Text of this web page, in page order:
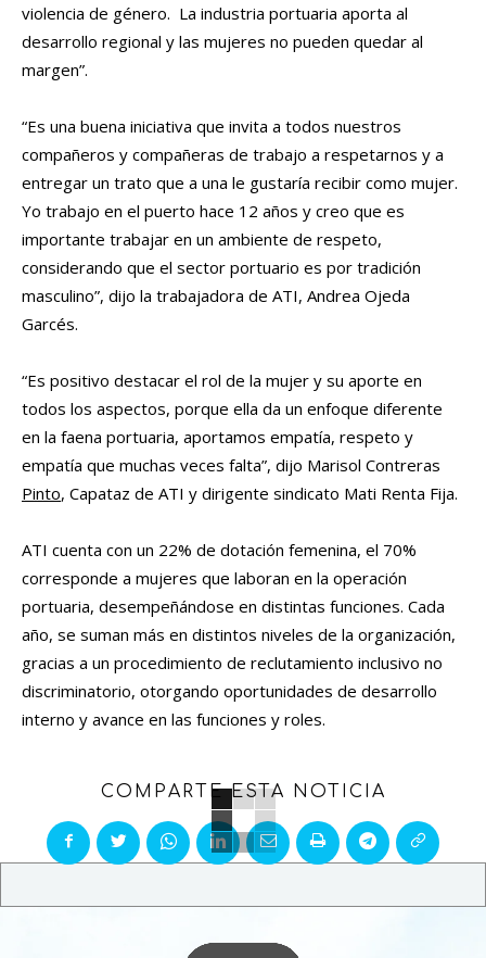
violencia de género. La industria portuaria aporta al
desarrollo regional y las mujeres no pueden quedar al
margen”.
“Es una buena iniciativa que invita a todos nuestros
compañeros y compañeras de trabajo a respetarnos y a
entregar un trato que a una le gustaría recibir como mujer.
Yo trabajo en el puerto hace 12 años y creo que es
importante trabajar en un ambiente de respeto,
considerando que el sector portuario es por tradición
masculino”, dijo la trabajadora de ATI, Andrea Ojeda
Garcés.
“Es positivo destacar el rol de la mujer y su aporte en
todos los aspectos, porque ella da un enfoque diferente
en la faena portuaria, aportamos empatía, respeto y
empatía que muchas veces falta”, dijo Marisol Contreras
Pinto, Capataz de ATI y dirigente sindicato Mati Renta Fija.
ATI cuenta con un 22% de dotación femenina, el 70%
corresponde a mujeres que laboran en la operación
portuaria, desempeñándose en distintas funciones. Cada
año, se suman más en distintos niveles de la organización,
gracias a un procedimiento de reclutamiento inclusivo no
discriminatorio, otorgando oportunidades de desarrollo
interno y avance en las funciones y roles.
COMPARTE ESTA NOTICIA